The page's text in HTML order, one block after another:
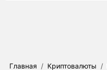
Главная / Криптовалюты /